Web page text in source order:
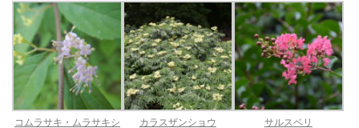
コムラサキ・ムラサキシ カラスザンショウ サルスベリ